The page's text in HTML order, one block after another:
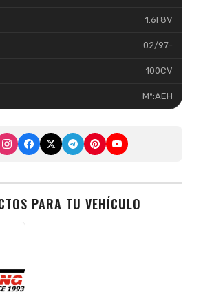
1.6I 8V
02/97-
100CV
Mº:AEH
PARA TU VEHÍCULO